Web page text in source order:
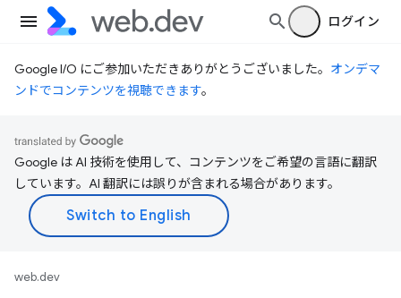
ログイン
Google I/O にご参加いただきありがとうございました。 オンデマ
ンドでコンテンツを視聴できます。
Google は AI 技術を使用して、コンテンツをご希望の言語に翻訳
しています。AI 翻訳には誤りが含まれる場合があります。
web.dev